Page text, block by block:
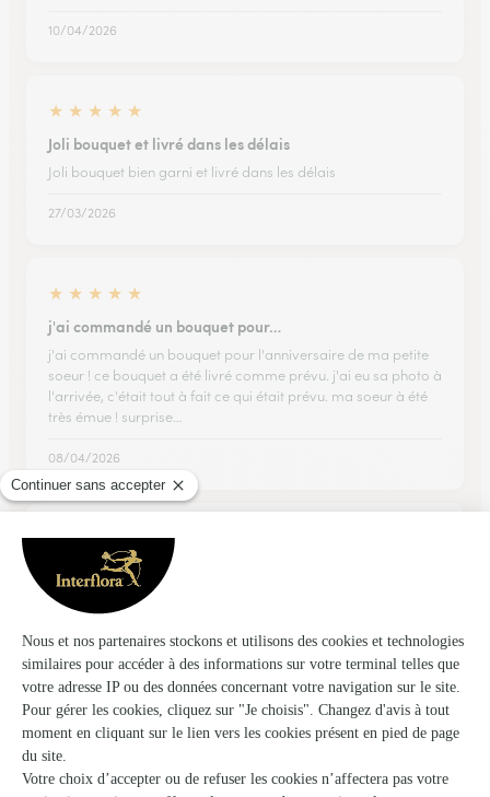
10/04/2026
★ ★ ★ ★ ★
Joli bouquet et livré dans les délais
Joli bouquet bien garni et livré dans les délais
27/03/2026
★ ★ ★ ★ ★
j'ai commandé un bouquet pour…
j'ai commandé un bouquet pour l'anniversaire de ma petite
soeur ! ce bouquet a été livré comme prévu. j'ai eu sa photo à
l'arrivée, c'était tout à fait ce qui était prévu. ma soeur à été
très émue ! surprise…
08/04/2026
★ ★ ★ ★ ★
Le bouquet est arrivé en très bon état…
Le bouquet est arrivé en très bon état dans les temps et
correspondait à mes souhaits.
17/07/2026
Trustpilot Échantillon d'avis clients fourni via Trustpilot.Voir tous
les avis de la marque Interflora sur Trustpilot